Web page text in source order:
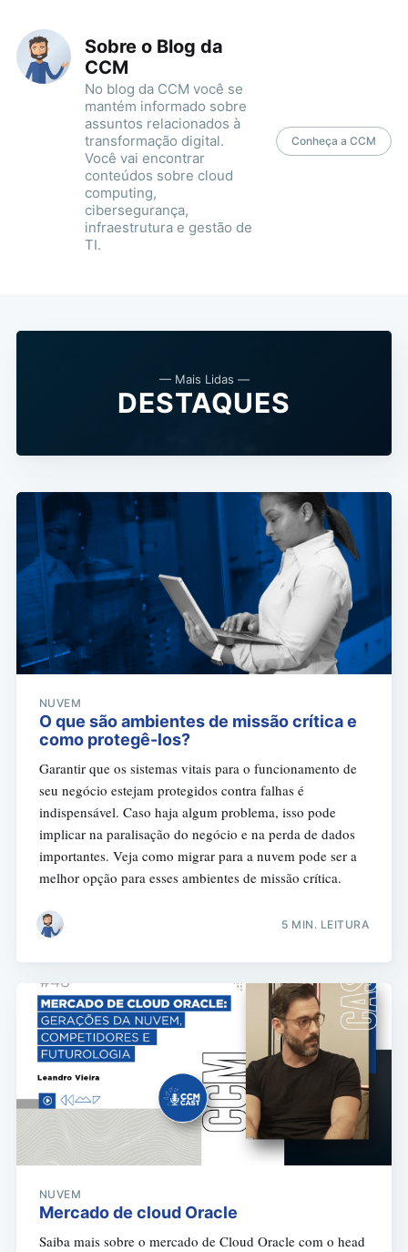
Sobre o Blog da
CCM
No blog da CCM você se
mantém informado sobre
assuntos relacionados à
transformação digital.
Você vai encontrar
conteúdos sobre cloud
computing,
cibersegurança,
infraestrutura e gestão de
TI.
Conheça a CCM
— Mais Lidas —
DESTAQUES
NUVEM
O que são ambientes de missão crítica e
como protegê-los?
Garantir que os sistemas vitais para o funcionamento de
seu negócio estejam protegidos contra falhas é
indispensável. Caso haja algum problema, isso pode
implicar na paralisação do negócio e na perda de dados
importantes. Veja como migrar para a nuvem pode ser a
melhor opção para esses ambientes de missão crítica.
5 MIN. LEITURA
NUVEM
Mercado de cloud Oracle
Saiba mais sobre o mercado de Cloud Oracle com o head